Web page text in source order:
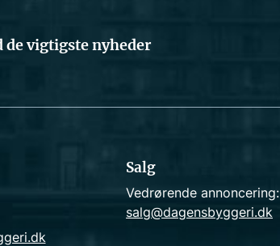
de vigtigste nyheder
Salg
Vedrørende annoncering:
salg@dagensbyggeri.dk